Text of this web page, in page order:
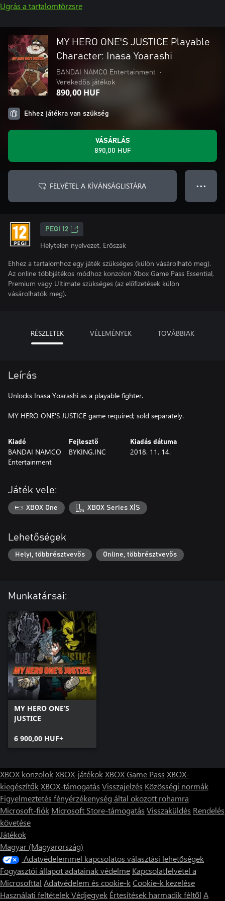
Ugrás a tartalomtörzsre
MY HERO ONE'S JUSTICE Playable
Character: Inasa Yoarashi
BANDAI NAMCO Entertainment
•
Verekedős játékok
890,00 HUF
Ehhez játékra van szükség
VÁSÁRLÁS
890,00 HUF
FELVÉTEL A KÍVÁNSÁGLISTÁRA ● ● ●
PEGI 12
Helytelen nyelvezet, Erőszak
Ehhez a tartalomhoz egy játék szükséges (külön vásárolható meg).
Az online többjátékos módhoz konzolon Xbox Game Pass Essential,
Premium vagy Ultimate szükséges (az előfizetések külön
vásárolhatók meg).
RÉSZLETEK VÉLEMÉNYEK TOVÁBBIAK
Leírás
Unlocks Inasa Yoarashi as a playable fighter.
MY HERO ONE'S JUSTICE game required; sold separately.
Kiadó
BANDAI NAMCO
Entertainment
Fejlesztő
BYKING.INC
Kiadás dátuma
2018. 11. 14.
Játék vele:
XBOX One XBOX Series X|S
Lehetőségek
Helyi, többrésztvevős Online, többrésztvevős
Munkatársai:
MY HERO ONE’S
JUSTICE
6 900,00 HUF+
XBOX konzolokXBOX-játékokXBOX Game Pass XBOX-
kiegészítőkXBOX-támogatás Visszajelzés Közösségi normák
Figyelmeztetés fényérzékenység által okozott rohamra
Microsoft-fiók Microsoft Store-támogatás Visszaküldés Rendelés
követése
Játékok
Magyar (Magyarország)
Adatvédelemmel kapcsolatos választási lehetőségek
Fogyasztói állapot adatainak védelme Kapcsolatfelvétel a
Microsofttal Adatvédelem és cookie-kCookie-k kezelése
Használati feltételekVédjegyek Értesítések harmadik féltől A